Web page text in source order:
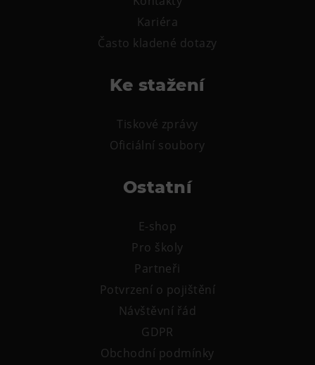
Restaurace VP ART
CØKAFE Dolní Vítkovice
Narozeninové oslavy
Tematické dárkové poukazy
Kariéra
Často kladené dotazy
Ke stažení
Tiskové zprávy
Oficiální soubory
Ostatní
E-shop
Pro školy
Partneři
Potvrzení o pojištění
Návštěvní řád
GDPR
Obchodní podmínky